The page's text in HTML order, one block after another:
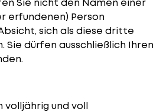
erfundenen) Person
sich als diese dritte
Sie dürfen ausschließlich Ihren
volljährig und voll